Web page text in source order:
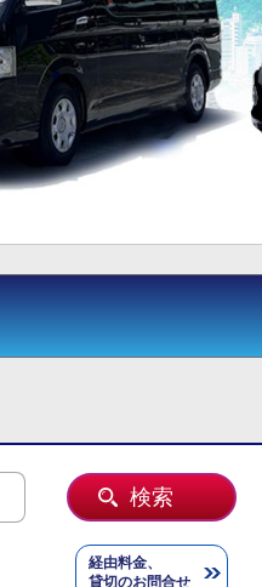
経由料金、
貸切のお問合せ